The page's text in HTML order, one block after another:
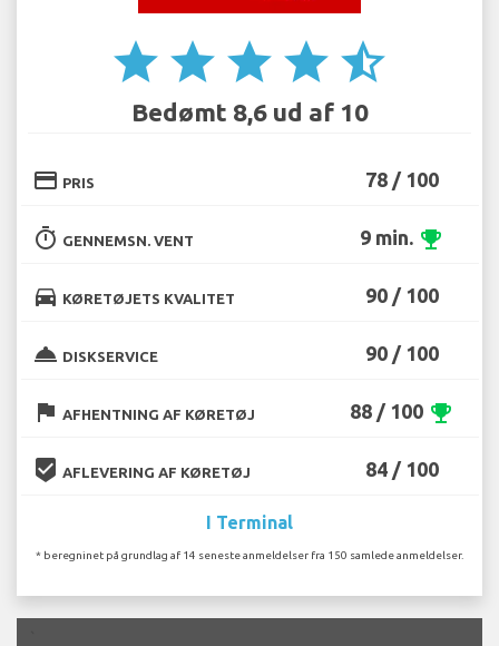
star star star star star_half
Bedømt 8,6 ud af 10
credit_card PRIS 78 / 100
timer GENNEMSN. VENT 9 min. emoji_events
directions_car KØRETØJETS KVALITET 90 / 100
room_service DISKSERVICE 90 / 100
flag AFHENTNING AF KØRETØJ 88 / 100 emoji_events
beenhere AFLEVERING AF KØRETØJ 84 / 100
I Terminal
* beregninet på grundlag af 14 seneste anmeldelser fra 150 samlede anmeldelser.